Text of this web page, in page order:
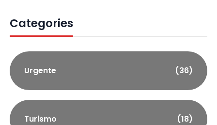
Categories
Urgente (36)
Turismo (18)